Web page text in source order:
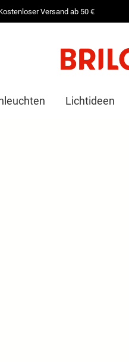
Versand ab 50 €
Lichtideen